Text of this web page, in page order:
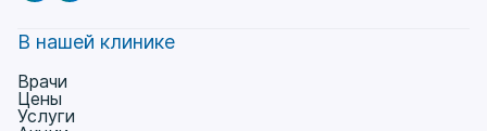
В нашей клинике
Врачи
Цены
Услуги